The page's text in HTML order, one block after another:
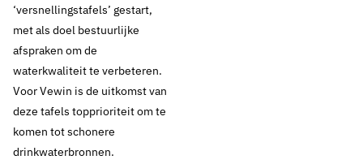
‘versnellingstafels’ gestart,
met als doel bestuurlijke
afspraken om de
waterkwaliteit te verbeteren.
Voor Vewin is de uitkomst van
deze tafels topprioriteit om te
komen tot schonere
drinkwaterbronnen.